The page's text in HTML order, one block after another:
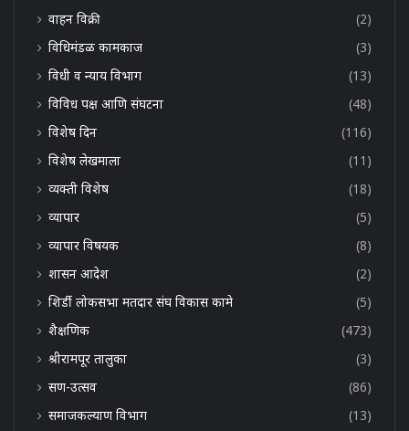
वाहन विक्री
(2)
विधिमंडळ कामकाज
(3)
विधी व न्याय विभाग
(13)
विविध पक्ष आणि संघटना
(48)
विशेष दिन
(116)
विशेष लेखमाला
(11)
व्यक्ती विशेष
(18)
व्यापार
(5)
व्यापार विषयक
(8)
शासन आदेश
(2)
शिर्डी लोकसभा मतदार संघ विकास कामे
(5)
शैक्षणिक
(473)
श्रीरामपूर तालुका
(3)
सण-उत्सव
(86)
समाजकल्याण विभाग
(13)